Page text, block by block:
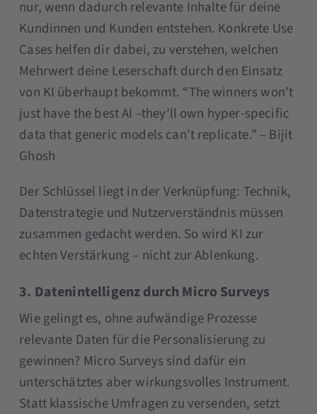
nur, wenn dadurch relevante Inhalte für deine
Kundinnen und Kunden entstehen. Konkrete Use
Cases helfen dir dabei, zu verstehen, welchen
Mehrwert deine Leserschaft durch den Einsatz
von KI überhaupt bekommt. “The winners won’t
just have the best AI –they’ll own hyper-specific
data that generic models can’t replicate.” – Bijit
Ghosh
Der Schlüssel liegt in der Verknüpfung: Technik,
Datenstrategie und Nutzerverständnis müssen
zusammen gedacht werden. So wird KI zur
echten Verstärkung – nicht zur Ablenkung.
3. Datenintelligenz durch Micro Surveys
Wie gelingt es, ohne aufwändige Prozesse
relevante Daten für die Personalisierung zu
gewinnen? Micro Surveys sind dafür ein
unterschätztes aber wirkungsvolles Instrument.
Statt klassische Umfragen zu versenden, setzt